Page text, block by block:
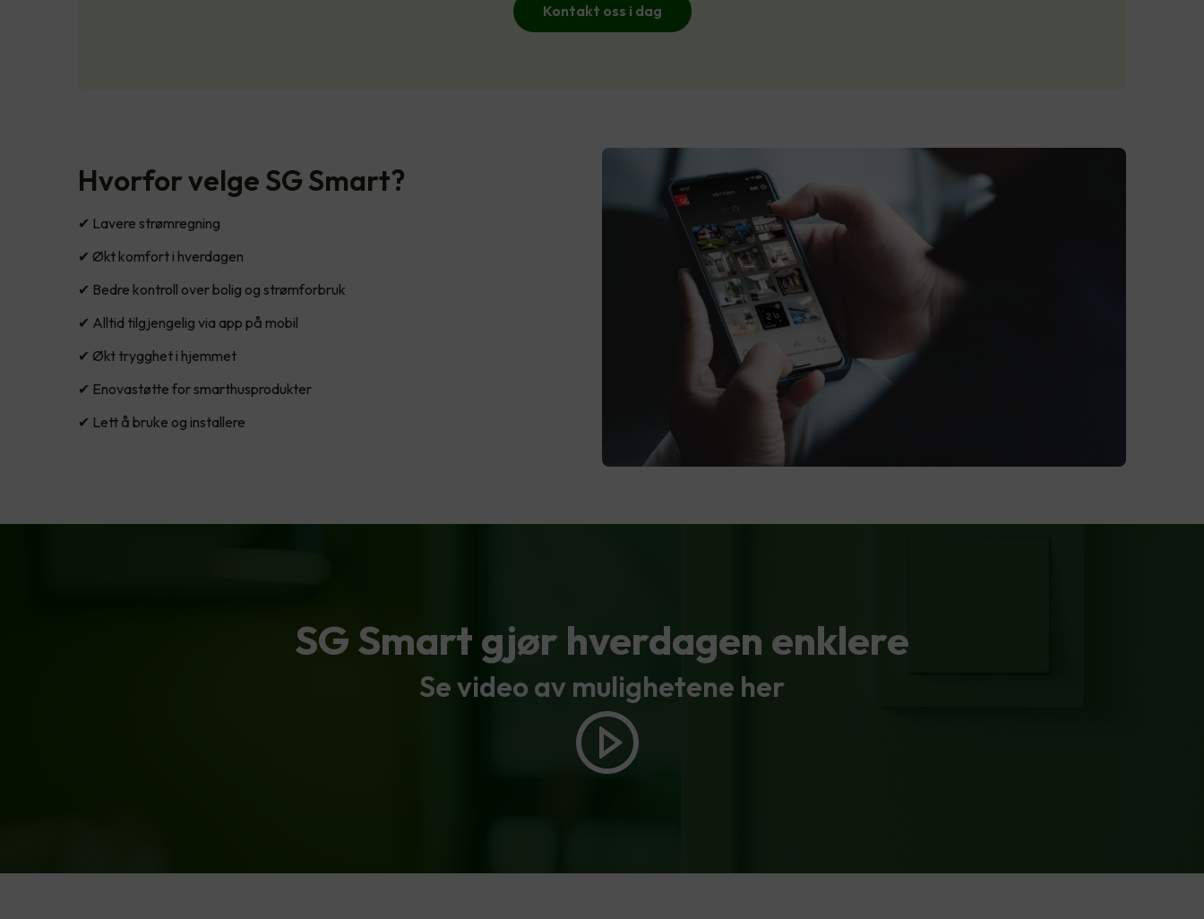
Kontakt oss i dag
Hvorfor velge SG Smart?
✔ Lavere strømregning
✔ Økt komfort i hverdagen
✔ Bedre kontroll over bolig og strømforbruk
✔ Alltid tilgjengelig via app på mobil
✔ Økt trygghet i hjemmet
✔ Enovastøtte for smarthusprodukter
✔ Lett å bruke og installere
SG Smart gjør hverdagen enklere
Se video av mulighetene her